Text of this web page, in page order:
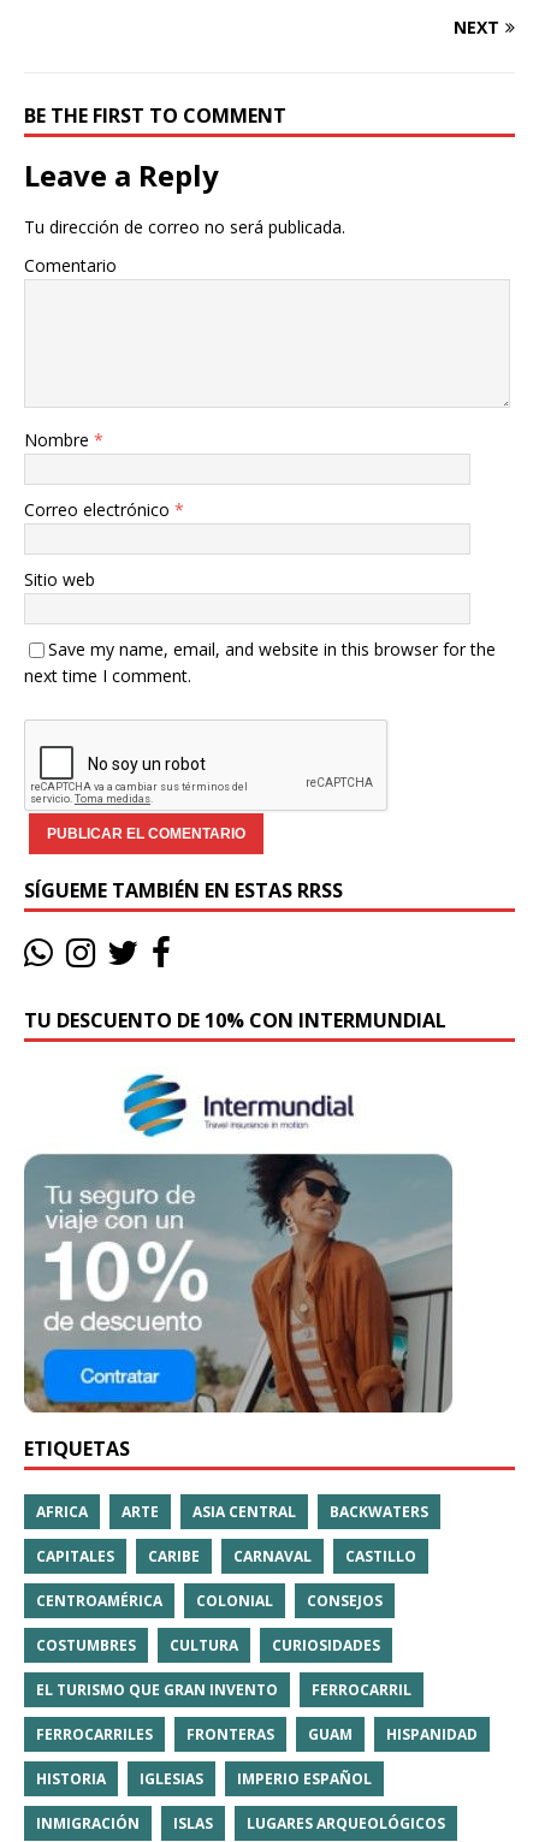
NEXT
BE THE FIRST TO COMMENT
Leave a Reply
Tu dirección de correo no será publicada.
Comentario
Nombre *
Correo electrónico *
Sitio web
Save my name, email, and website in this browser for the
next time I comment.
SÍGUEME TAMBIÉN EN ESTAS RRSS
TU DESCUENTO DE 10% CON INTERMUNDIAL
ETIQUETAS
AFRICA ARTE ASIA CENTRAL BACKWATERS
CAPITALES CARIBE CARNAVAL CASTILLO
CENTROAMÉRICA COLONIAL CONSEJOS
COSTUMBRES CULTURA CURIOSIDADES
EL TURISMO QUE GRAN INVENTO FERROCARRIL
FERROCARRILES FRONTERAS GUAM HISPANIDAD
HISTORIA IGLESIAS IMPERIO ESPAÑOL
INMIGRACIÓN ISLAS LUGARES ARQUEOLÓGICOS